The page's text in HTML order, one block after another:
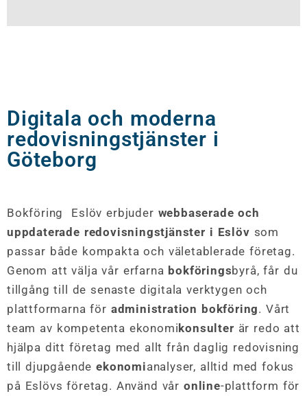
Digitala och moderna
redovisningstjänster i
Göteborg
Bokföring Eslöv erbjuder webbaserade och
uppdaterade redovisningstjänster i Eslöv som
passar både kompakta och väletablerade företag.
Genom att välja vår erfarna bokföringsbyrå, får du
tillgång till de senaste digitala verktygen och
plattformarna för administration bokföring. Vårt
team av kompetenta ekonomi konsulter är redo att
hjälpa ditt företag med allt från daglig redovisning
till djupgåendeekonomianalyser, alltid med fokus
på Eslövs företag. Använd våronline-plattform för